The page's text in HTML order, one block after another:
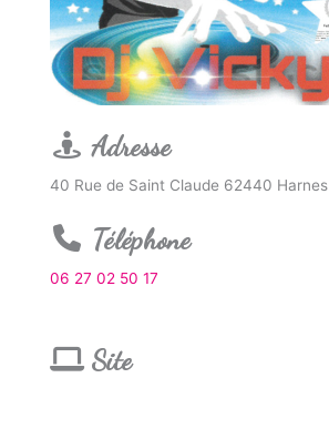
Adresse
40 Rue de Saint Claude 62440 Harnes
Téléphone
06 27 02 50 17
Site